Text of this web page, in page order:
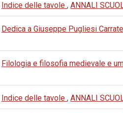
Indice delle tavole , ANNALI
Dedica a Giuseppe Pugliesi
Filologia e filosofia medievale e
Indice delle tavole , ANNALI